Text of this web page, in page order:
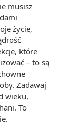
musisz
życie,
które
– to są
Zadawaj
wieku,
To